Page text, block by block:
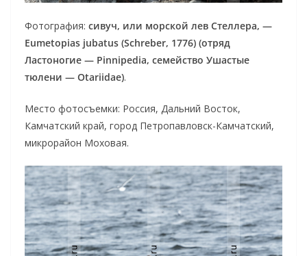
Фотография: сивуч, или морской лев Стеллера, —
Eumetopias jubatus (Schreber, 1776) (отряд
Ластоногие — Pinnipedia, семейство Ушастые
тюлени — Otariidae).
Место фотосъемки: Россия, Дальний Восток,
Камчатский край, город Петропавловск-Камчатский,
микрорайон Моховая.